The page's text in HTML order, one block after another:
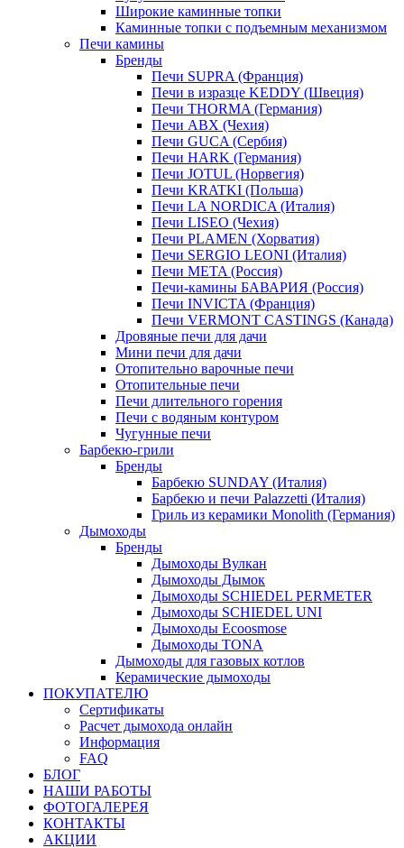
Широкие каминные топки
Каминные топки с подъемным механизмом
Печи камины
Бренды
Печи SUPRA (Франция)
Печи в изразце KEDDY (Швеция)
Печи THORMA (Германия)
Печи ABX (Чехия)
Печи GUCA (Сербия)
Печи HARK (Германия)
Печи JOTUL (Норвегия)
Печи KRATKI (Польша)
Печи LA NORDICA (Италия)
Печи LISEO (Чехия)
Печи PLAMEN (Хорватия)
Печи SERGIO LEONI (Италия)
Печи META (Россия)
Печи-камины БАВАРИЯ (Россия)
Печи INVICTA (Франция)
Печи VERMONT CASTINGS (Канада)
Дровяные печи для дачи
Мини печи для дачи
Отопительно варочные печи
Отопительные печи
Печи длительного горения
Печи с водяным контуром
Чугунные печи
Барбекю-грили
Бренды
Барбекю SUNDAY (Италия)
Барбекю и печи Palazzetti (Италия)
Гриль из керамики Monolith (Германия)
Дымоходы
Бренды
Дымоходы Вулкан
Дымоходы Дымок
Дымоходы SCHIEDEL PERMETER
Дымоходы SCHIEDEL UNI
Дымоходы Ecoosmose
Дымоходы TONA
Дымоходы для газовых котлов
Керамические дымоходы
ПОКУПАТЕЛЮ
Сертификаты
Расчет дымохода онлайн
Информация
FAQ
БЛОГ
НАШИ РАБОТЫ
ФОТОГАЛЕРЕЯ
КОНТАКТЫ
АКЦИИ